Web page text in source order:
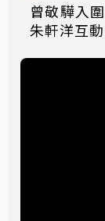
曾敬驊入
朱軒洋互動